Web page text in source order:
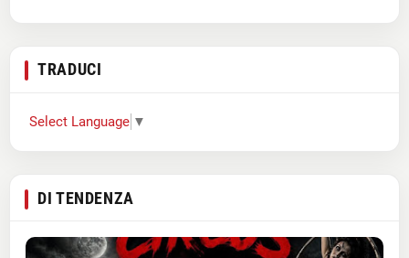
TRADUCI
Select Language ▼
DI TENDENZA